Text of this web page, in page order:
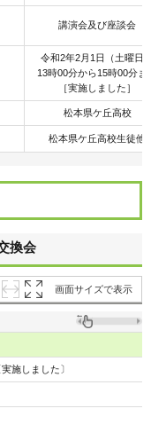
講演会及び座談会
令和2年2月1日（土曜日
13時00分から15時00分ま
［実施しました］
松本県ケ丘高校
松本県ケ丘高校生徒他
換会
画面サイズで表示
施しました〕